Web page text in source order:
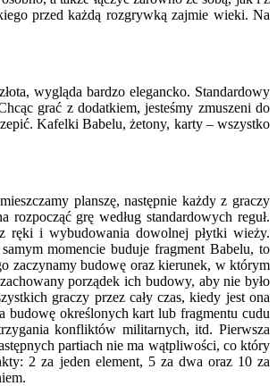
przed każdą rozgrywką zajmie wieki. Na
wygląda bardzo elegancko. Standardowy
grać z dodatkiem, jesteśmy zmuszeni do
Kafelki Babelu, żetony, karty – wszystko
planszę, następnie każdy z graczy
grę według standardowych reguł.
ręki i wybudowania dowolnej płytki wieży.
momencie buduje fragment Babelu, to
zaczynamy budowę oraz kierunek, w którym
porządek ich budowy, aby nie było
graczy przez cały czas, kiedy jest ona
budowę określonych kart lub fragmentu cudu
konfliktów militarnych, itd. Pierwsza
partiach nie ma wątpliwości, co który
2 za jeden element, 5 za dwa oraz 10 za